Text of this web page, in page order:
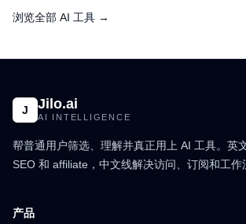
浏览全部 AI 工具 →
J Jilo.ai
AI INTELLIGENCE
帮普通用户筛选、理解并真正用上 AI 工具。英
SEO 和 affiliate，中文线解决访问、订阅和工作
产品